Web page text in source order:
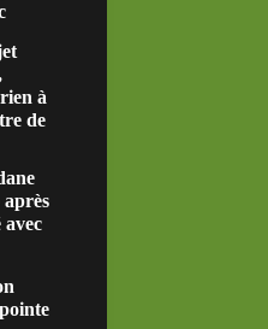
à
de
après